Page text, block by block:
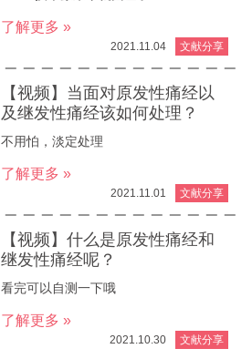
了解更多 »
文献分享
2021.11.04
【视频】当面对原发性痛经以
及继发性痛经该如何处理？
不用怕，淡定处理
了解更多 »
文献分享
2021.11.01
【视频】什么是原发性痛经和
继发性痛经呢？
看完可以自测一下哦
了解更多 »
文献分享
2021.10.30